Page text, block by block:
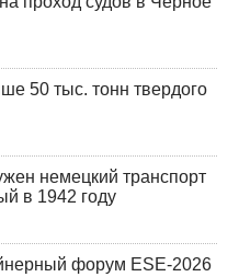
50 тыс. тонн твердого
немецкий транспорт
в 1942 году
форум ESE-2026